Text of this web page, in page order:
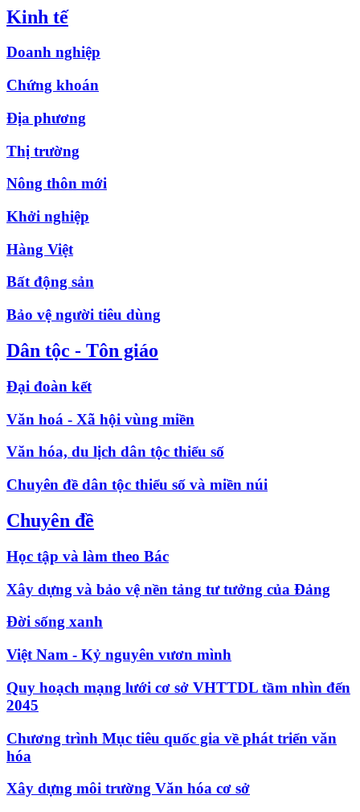
Kinh tế
Doanh nghiệp
Chứng khoán
Địa phương
Thị trường
Nông thôn mới
Khởi nghiệp
Hàng Việt
Bất động sản
Bảo vệ người tiêu dùng
Dân tộc - Tôn giáo
Đại đoàn kết
Văn hoá - Xã hội vùng miền
Văn hóa, du lịch dân tộc thiểu số
Chuyên đề dân tộc thiểu số và miền núi
Chuyên đề
Học tập và làm theo Bác
Xây dựng và bảo vệ nền tảng tư tưởng của Đảng
Đời sống xanh
Việt Nam - Kỷ nguyên vươn mình
Quy hoạch mạng lưới cơ sở VHTTDL tầm nhìn đến
2045
Chương trình Mục tiêu quốc gia về phát triển văn
hóa
Xây dựng môi trường Văn hóa cơ sở